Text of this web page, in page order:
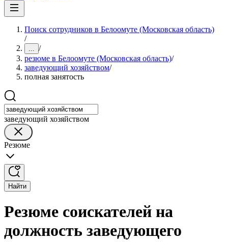
Поиск сотрудников в Белоомуте (Московская область)
/
... /
резюме в Белоомуте (Московская область)/
заведующий хозяйством/
полная занятость
заведующий хозяйством
Резюме
Найти
Резюме соискателей на
должность заведующего